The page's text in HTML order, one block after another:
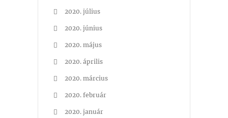
2020. július
2020. június
2020. május
2020. április
2020. március
2020. február
2020. január